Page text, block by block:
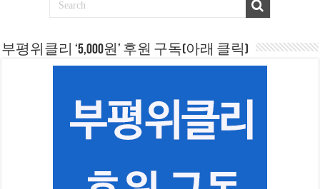
부평위클리 ‘5,000원’ 후원 구독(아래 클릭)